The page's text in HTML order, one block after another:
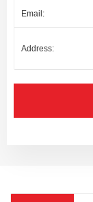
Email:
Address: